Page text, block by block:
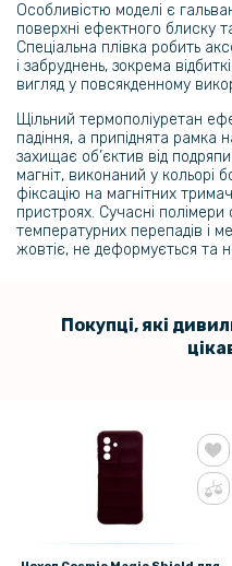
Особливістю моделі є
поверхні ефектного блиску
Спеціальна плівка робить
і забруднень, зокрема
вигляд у повсякденному
Щільний термополіуретан
падіння, а припіднята рамка
захищає об’єктив від
магніт, виконаний у кольорі
фіксацію на магнітних
пристроях. Сучасні полімери
температурних перепадів і
жовтіє, не деформується та
Покупці, які